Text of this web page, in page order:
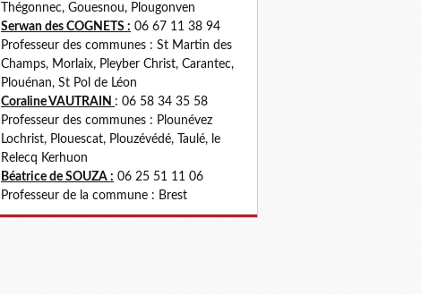
Thégonnec, Gouesnou, Plougonven
Serwan des COGNETS : 06 67 11 38 94
Professeur des communes : St Martin des
Champs, Morlaix, Pleyber Christ, Carantec,
Plouénan, St Pol de Léon
Coraline VAUTRAIN : 06 58 34 35 58
Professeur des communes : Plounévez
Lochrist, Plouescat, Plouzévédé, Taulé, le
Relecq Kerhuon
Béatrice de SOUZA : 06 25 51 11 06
Professeur de la commune : Brest